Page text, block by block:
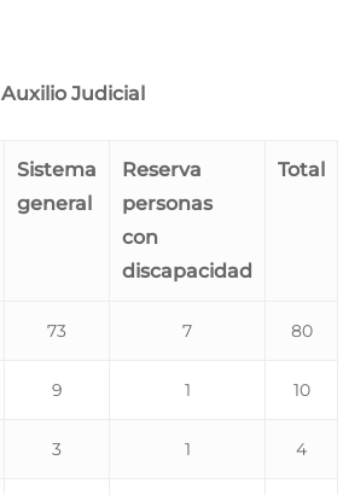
Auxilio Judicial
Sistema
general
Reserva
personas
con
discapacidad
Total
73 7 80
9 1 10
3 1 4